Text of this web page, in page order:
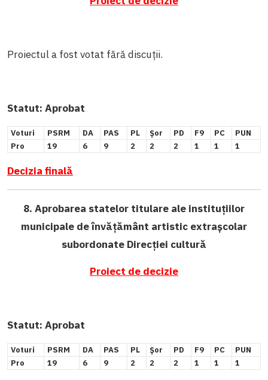
Proiectul a fost votat fără discuții.
Statut: Aprobat
Voturi PSRM DA PAS PL Șor PD F9 PC
PUN
Pro
19 6 9 2 2 2 1 1 1
Decizia finală
8. Aprobarea statelor titulare ale instituțiilor
municipale de învățământ artistic extrașcolar
subordonate Direcției cultură
Proiect de decizie
Statut: Aprobat
Voturi PSRM DA PAS PL Șor PD F9 PC
PUN
Pro
19 6 9 2 2 2 1 1 1